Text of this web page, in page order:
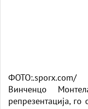
ФОТО:.sporx.com/
Винченцо
репрезентација,